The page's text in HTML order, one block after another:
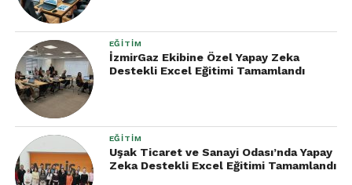
EĞITIM
İzmirGaz Ekibine Özel Yapay Zeka
Destekli Excel Eğitimi Tamamlandı
EĞITIM
Uşak Ticaret ve Sanayi Odası’nda Yapay
Zeka Destekli Excel Eğitimi Tamamlandı